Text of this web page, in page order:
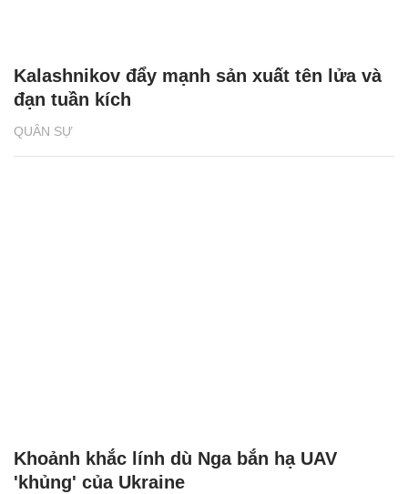
QUÂN SỰ
Kalashnikov đẩy mạnh sản xuất tên lửa và
đạn tuần kích
Khoảnh khắc lính dù Nga bắn hạ UAV
'khủng' của Ukraine